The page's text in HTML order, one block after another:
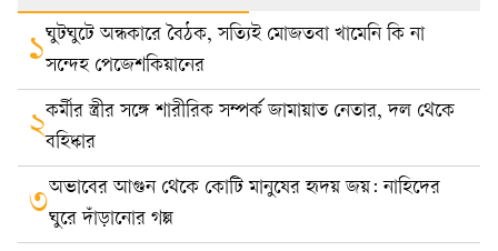
১ঘুটঘুটে অন্ধকারে বৈঠক, সত্যিই মোজতবা খামেনি কি না
সন্দেহ পেজেশকিয়ানের
২কর্মীর স্ত্রীর সঙ্গে শারীরিক সম্পর্ক জামায়াত নেতার, দল থেকে
বহিষ্কার
৩অভাবের আগুন থেকে কোটি মানুষের হৃদয় জয়: নাহিদের
ঘুরে দাঁড়ানোর গল্প